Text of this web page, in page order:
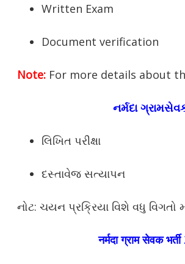
Written Exam
Document verification
Note: For more details about
નર્મદા
લિખિત પરીક્ષા
દસ્તાવેજ સત્યાપન
નોટ: ચયન પ્રક્રિયા વિશે વધુ વિગતો
नर्मदा ग्राम सेवक